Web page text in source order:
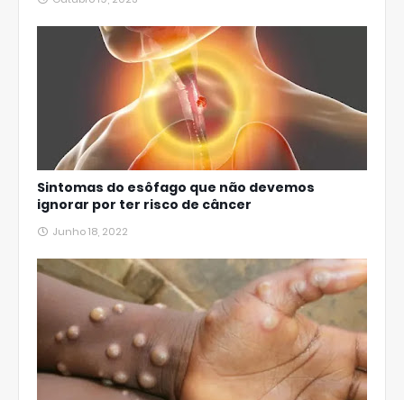
Sintomas do esôfago que não devemos
ignorar por ter risco de câncer
Junho 18, 2022